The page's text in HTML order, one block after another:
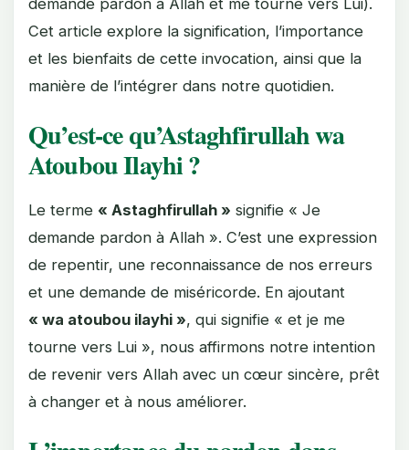
Cet article explore la signification, l’importance
et les bienfaits de cette invocation, ainsi que la
manière de l’intégrer dans notre quotidien.
Qu’est-ce qu’Astaghfirullah wa
Atoubou Ilayhi ?
Le terme « Astaghfirullah » signifie « Je
demande pardon à Allah ». C’est une expression
de repentir, une reconnaissance de nos erreurs
et une demande de miséricorde. En ajoutant
« wa atoubou ilayhi », qui signifie « et je me
tourne vers Lui », nous affirmons notre intention
de revenir vers Allah avec un cœur sincère, prêt
à changer et à nous améliorer.